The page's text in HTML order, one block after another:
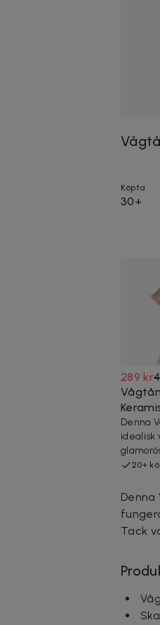
Köpta
30+
289 kr
Denna
idealisk
20+
Tack